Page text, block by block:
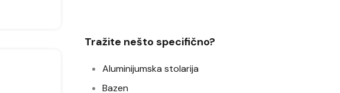
Tražite nešto specifično?
Aluminijumska stolarija
Bazen